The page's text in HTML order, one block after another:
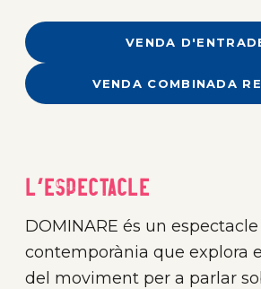
VENDA
VENDA COMBINADA
L'Espectacle
DOMINARE és un
contemporània que explora
del moviment per a parlar